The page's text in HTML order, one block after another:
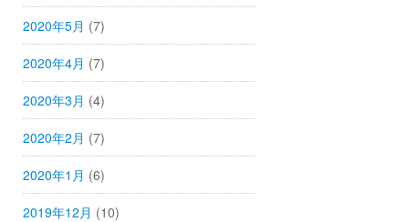
2020年5月 (7)
2020年4月 (7)
2020年3月 (4)
2020年2月 (7)
2020年1月 (6)
2019年12月 (10)